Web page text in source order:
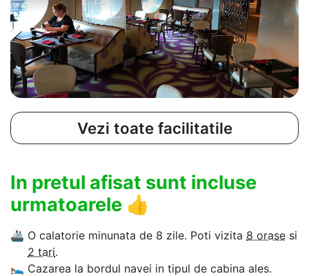
Vezi toate facilitatile
In pretul afisat sunt incluse
urmatoarele 👍
🚢 O calatorie minunata de 8 zile. Poti vizita 8 orase si
2 tari.
🛌 Cazarea la bordul navei in tipul de cabina ales.